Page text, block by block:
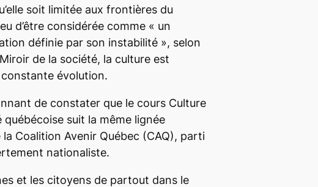
soit limitée aux frontières du
d’être considérée comme « un
définie par son instabilité », selon
de la société, la culture est
évolution.
de constater que le cours Culture
suit la même lignée
Coalition Avenir Québec (CAQ), parti
nationaliste.
et les citoyens de partout dans le